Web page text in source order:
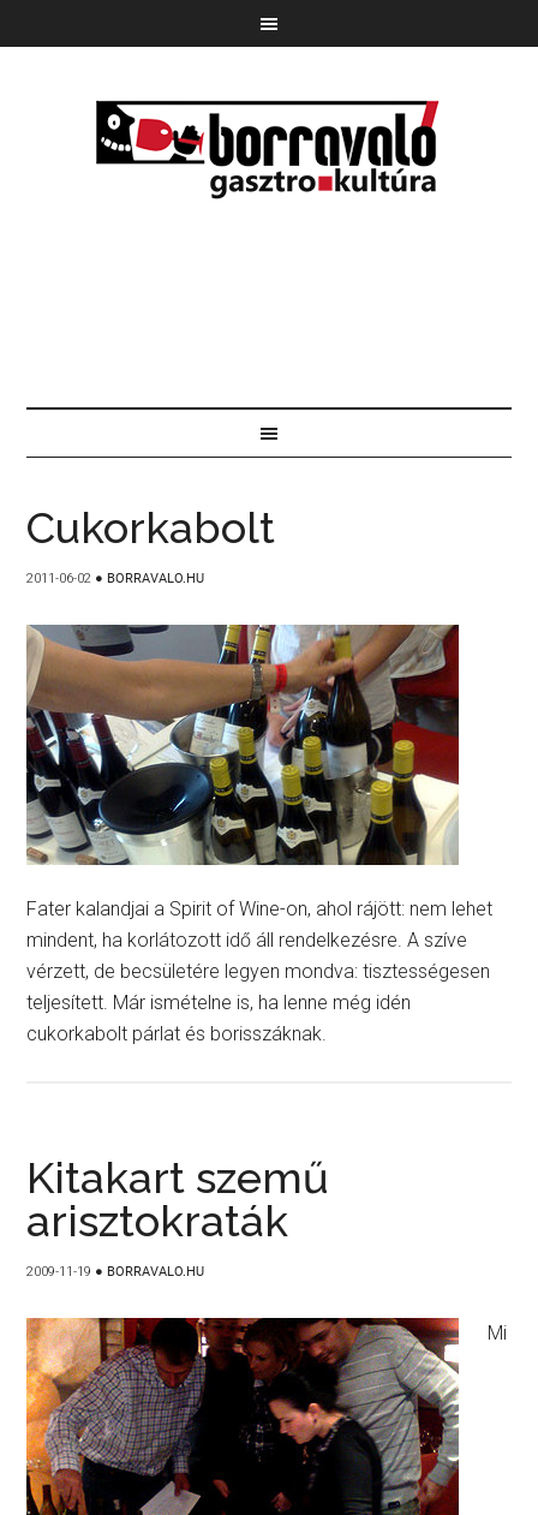
Cukorkabolt
2011-06-02 ● BORRAVALO.HU
Fater kalandjai a Spirit of Wine-on, ahol rájött: nem lehet
mindent, ha korlátozott idő áll rendelkezésre. A szíve
vérzett, de becsületére legyen mondva: tisztességesen
teljesített. Már ismételne is, ha lenne még idén
cukorkabolt párlat és borisszáknak.
Kitakart szemű
arisztokraták
2009-11-19 ● BORRAVALO.HU
Mi